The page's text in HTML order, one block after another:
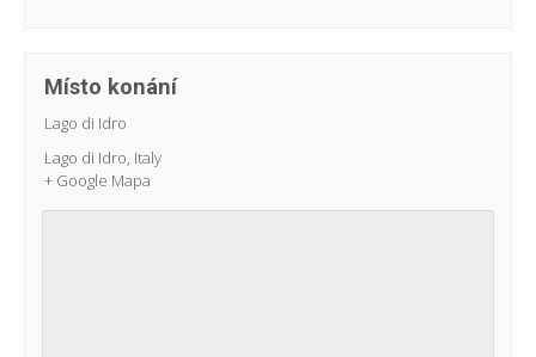
Místo konání
Lago di Idro
Lago di Idro, Italy
+ Google Mapa